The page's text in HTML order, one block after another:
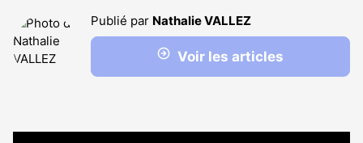
Publié par Nathalie VALLEZ
Voir les articles